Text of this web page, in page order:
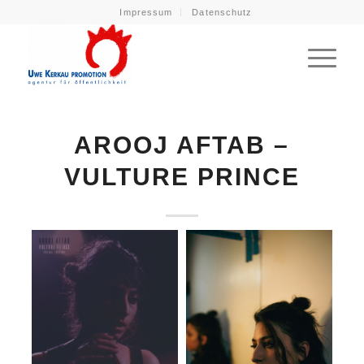
Impressum Datenschutz
AROOJ AFTAB –
VULTURE PRINCE